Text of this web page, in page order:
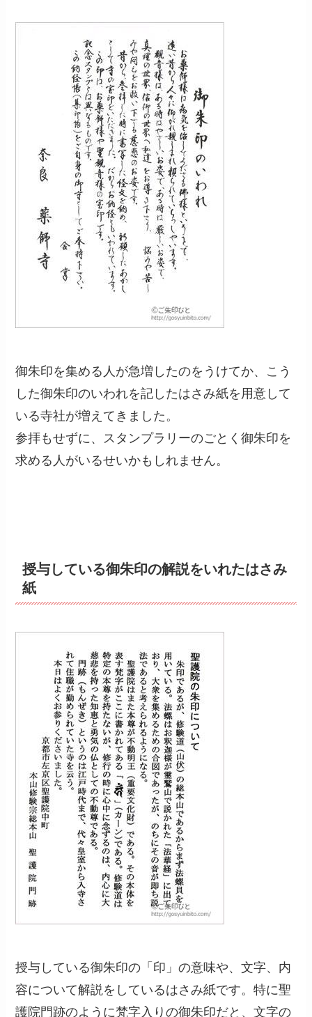
御朱印を集める人が急増したのをうけてか、こう
した御朱印のいわれを記したはさみ紙を用意して
いる寺社が増えてきました。
参拝もせずに、スタンプラリーのごとく御朱印を
求める人がいるせいかもしれません。
授与している御朱印の解説をいれたはさみ
紙
授与している御朱印の「印」の意味や、文字、内
容について解説をしているはさみ紙です。特に聖
護院門跡のように梵字入りの御朱印だと、文字の